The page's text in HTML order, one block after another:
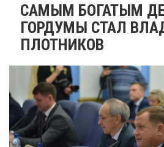
САМЫМ БОГАТЫМ
ГОРДУМЫ СТАЛ
ПЛОТНИКОВ